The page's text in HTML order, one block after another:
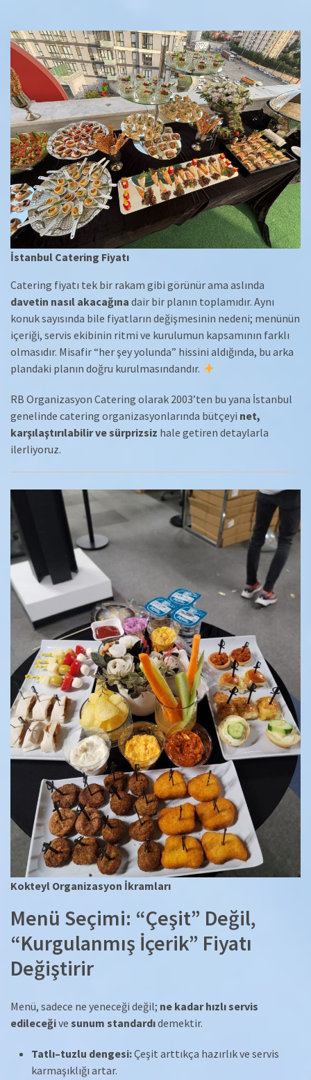
İstanbul Catering Fiyatı
Catering fiyatı tek bir rakam gibi görünür ama aslında
davetin nasıl akacağına dair bir planın toplamıdır. Aynı
konuk sayısında bile fiyatların değişmesinin nedeni; menünün
içeriği, servis ekibinin ritmi ve kurulumun kapsamının farklı
olmasıdır. Misafir “her şey yolunda” hissini aldığında, bu arka
plandaki planın doğru kurulmasındandır.
RB Organizasyon Catering olarak 2003’ten bu yana İstanbul
genelinde catering organizasyonlarında bütçeyi net,
karşılaştırılabilir ve sürprizsiz hale getiren detaylarla
ilerliyoruz.
Kokteyl Organizasyon İkramları
Menü Seçimi: “Çeşit” Değil,
“Kurgulanmış İçerik” Fiyatı
Değiştirir
Menü, sadece ne yeneceği değil; ne kadar hızlı servis
edileceğive sunum standardıdemektir.
Tatlı–tuzlu dengesi:Çeşit arttıkça hazırlık ve servis
karmaşıklığı artar.